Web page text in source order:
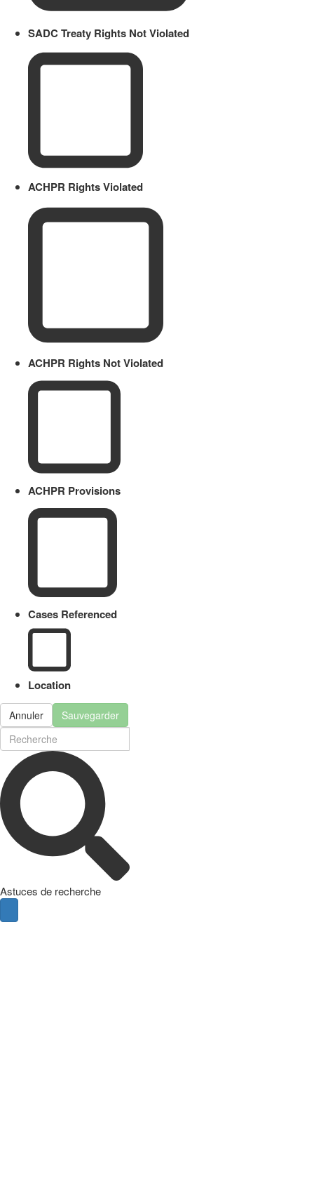
SADC Treaty Rights Not Violated
ACHPR Rights Violated
ACHPR Rights Not Violated
ACHPR Provisions
Cases Referenced
Location
Annuler Sauvegarder
Astuces de recherche